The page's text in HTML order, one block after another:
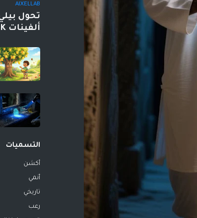
AIXELLAB
تحول
ألفينات Y2K جذابة
التسميات
أكشن
أنمي
تاريخي
رعب